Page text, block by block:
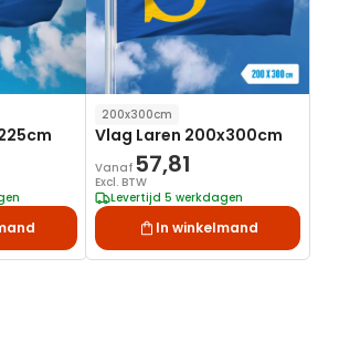
200x300cm
Vlag Laren 200x300cm
Vanaf 57,81
Excl. BTW
Levertijd 5 werkdagen
In winkelmand